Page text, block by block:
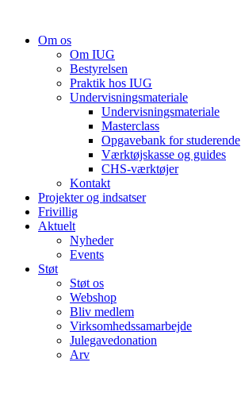
indholdOm os
Om IUG
Bestyrelsen
Praktik hos IUG
Undervisningsmateriale
Undervisningsmateriale
Masterclass
Opgavebank for studerende
Værktøjskasse og guides
CHS-værktøjer
Kontakt
Projekter og indsatser
Frivillig
Aktuelt
Nyheder
Events
Støt
Støt os
Webshop
Bliv medlem
Virksomhedssamarbejde
Julegavedonation
Arv